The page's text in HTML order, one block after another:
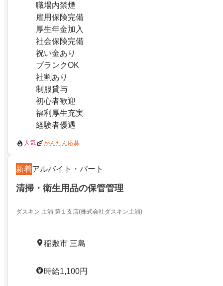
職場内禁煙
雇用保険完備
厚生年金加入
社会保険完備
祝い金あり
ブランクOK
社割あり
制服貸与
初心者歓迎
福利厚生充実
経験者優遇
人気 かんたん応募
新着アルバイト・パート
清掃・衛生用品の保管管理
ダスキン 土浦 第１支店(株式会社ダスキン土浦)
稲敷市 三島
時給1,100円